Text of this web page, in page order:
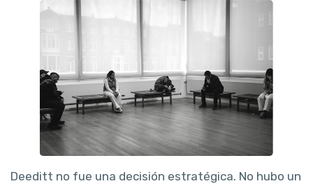
Deeditt no fue una decisión estratégica. No hubo un